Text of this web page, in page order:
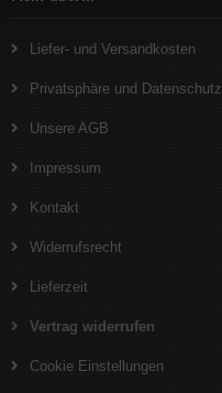
Liefer- und Versandkosten
Privatsphäre und Datenschutz
Unsere AGB
Impressum
Kontakt
Widerrufsrecht
Lieferzeit
Vertrag widerrufen
Cookie Einstellungen